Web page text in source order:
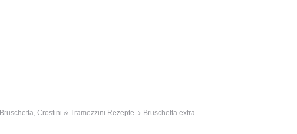
Bruschetta, Crostini & Tramezzini Rezepte Bruschetta extra